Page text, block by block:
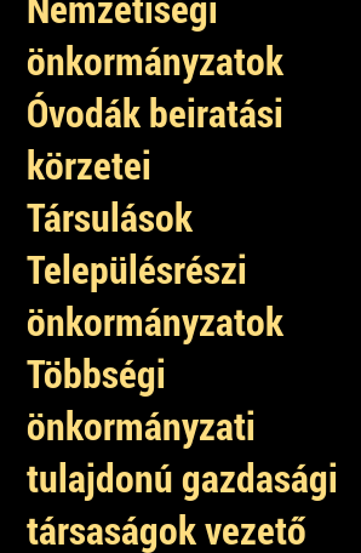
önkormányzatok
Óvodák beiratási
körzetei
Társulások
Településrészi
önkormányzatok
Többségi
önkormányzati
tulajdonú gazdasági
társaságok vezető